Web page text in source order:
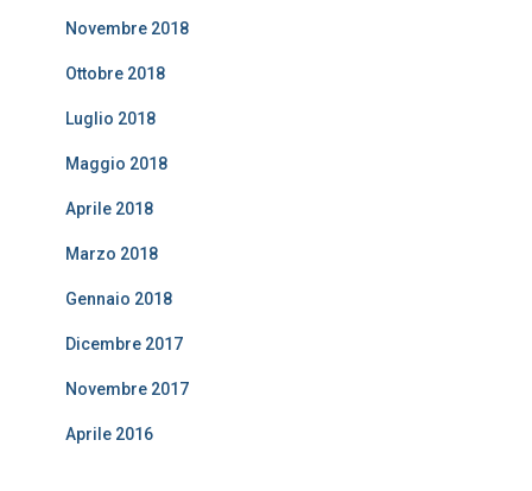
Novembre 2018
Ottobre 2018
Luglio 2018
Maggio 2018
Aprile 2018
Marzo 2018
Gennaio 2018
Dicembre 2017
Novembre 2017
Aprile 2016